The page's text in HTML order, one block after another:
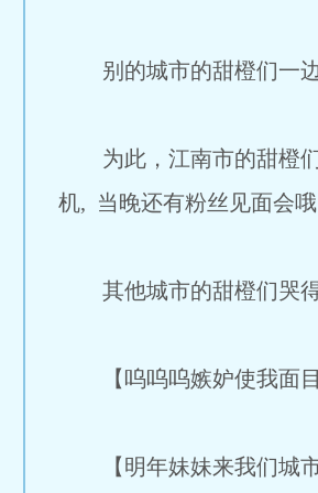
别的城市的甜橙们一边
为此，江南市的甜橙们
机, 当晚还有粉丝见面会
其他城市的甜橙们哭
【呜呜呜嫉妒使我面
【明年妹妹来我们城市